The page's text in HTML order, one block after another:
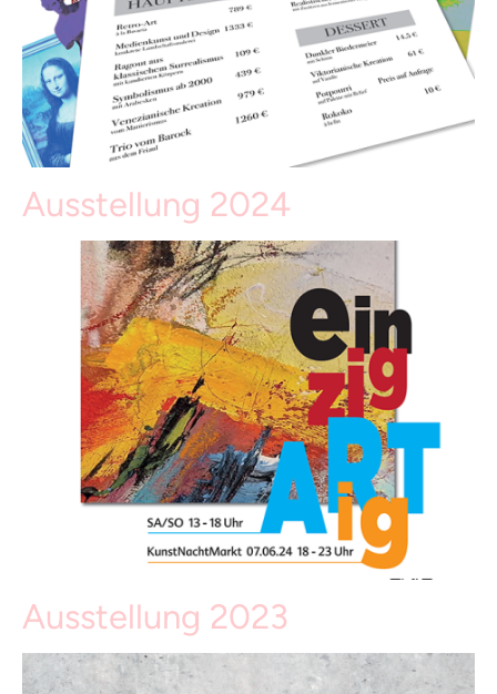
Ausstellung 2024
Ausstellung 2023